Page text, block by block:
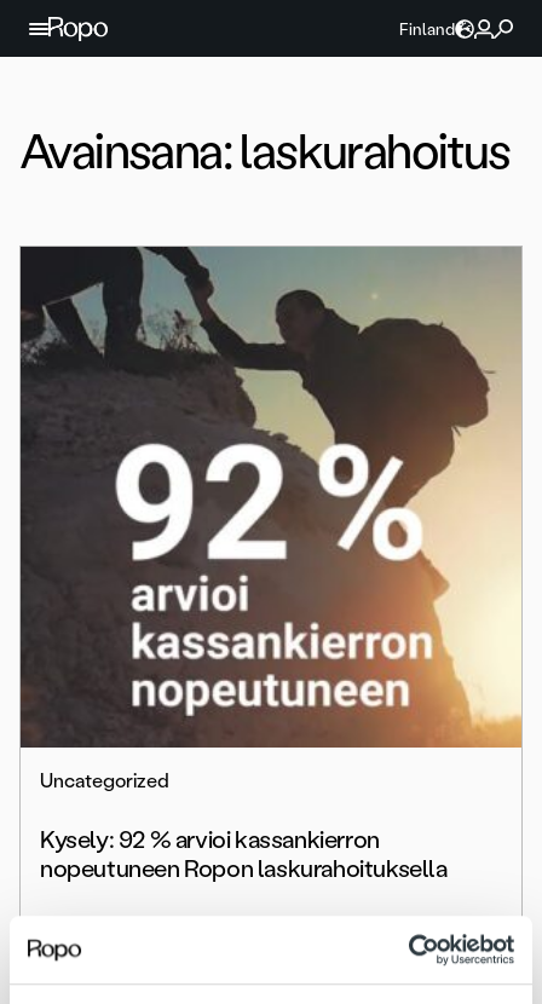
Jatka sisältöön
Finland
Avainsana:laskurahoitus
Uncategorized
Kysely: 92 % arvioi kassankierron
nopeutuneen Ropon laskurahoituksella
Lue lisää